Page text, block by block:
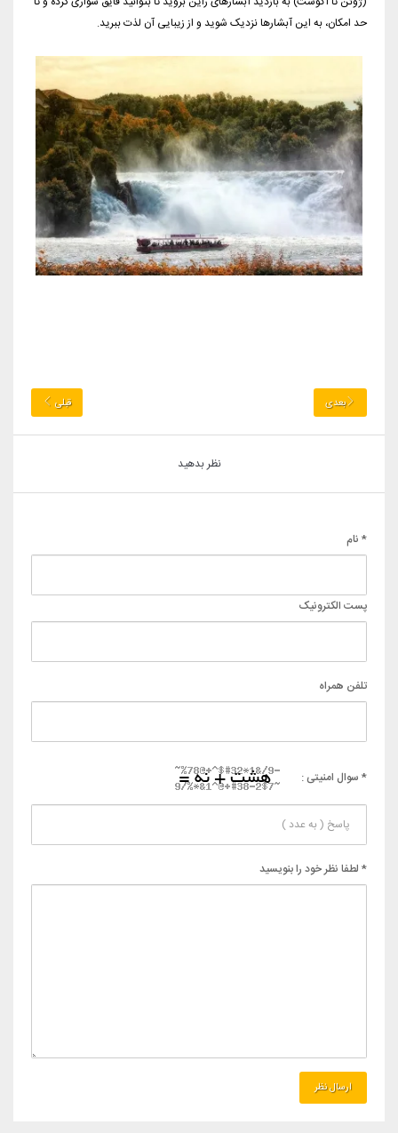
حد امکان، به این آبشارها نزدیک شوید و از زیبایی آن لذت ببرید.
بعدی قبلی
نظر بدهید
* نام
پست الکترونیک
تلفن همراه
* سوال امنیتی :
* لطفا نظر خود را بنویسید